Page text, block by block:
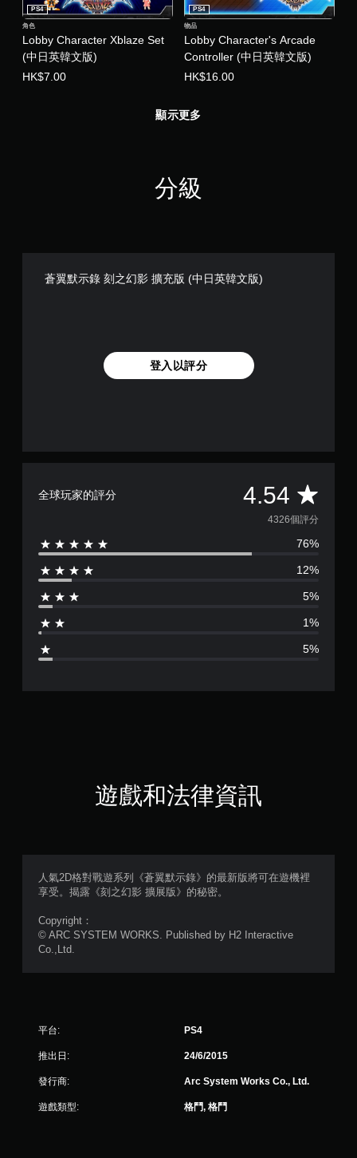
Lobby Character Xblaze Set
(中日英韓文版)
PS4
角色
HK$7.00
Lobby Character's Arcade
Controller (中日英韓文版)
PS4
物品
HK$16.00
顯示更多
分級
蒼翼默示錄 刻之幻影 擴充版 (中日英韓文版)
登入以評分
全球玩家的評分 4.54 平
均
評
分
5
分
顆
4
4326個評分
76%
12%
5%
1%
5%
遊戲和法律資訊
人氣2D格對戰遊系列《蒼翼默示錄》的最新版將可在遊機裡
享受。揭露《刻之幻影 擴展版》的秘密。
Copyright：
© ARC SYSTEM WORKS. Published by H2 Interactive
Co.,Ltd.
平台: PS4
推出日: 24/6/2015
發行商: Arc System Works Co., Ltd.
遊戲類型: 格鬥, 格鬥